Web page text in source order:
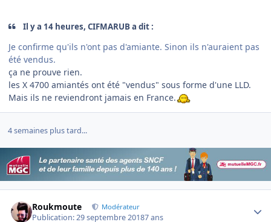
Il y a 14 heures, CIFMARUB a dit :
Je confirme qu'ils n'ont pas d'amiante. Sinon ils n'auraient pas
été vendus.
ça ne prouve rien.
les X 4700 amiantés ont été "vendus" sous forme d'une LLD.
Mais ils ne reviendront jamais en France.
4 semaines plus tard...
Roukmoute Modérateur
Publication:29 septembre 20187 ans